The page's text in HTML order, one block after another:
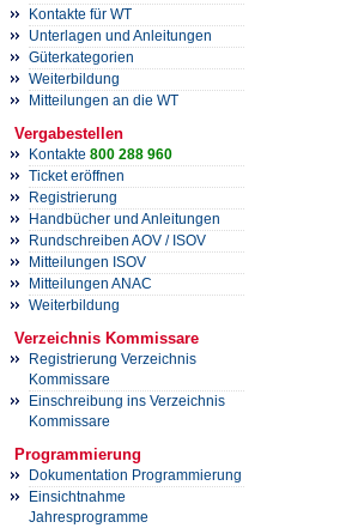
Kontakte für WT
Unterlagen und Anleitungen
Güterkategorien
Weiterbildung
Mitteilungen an die WT
Vergabestellen
Kontakte 800 288 960
Ticket eröffnen
Registrierung
Handbücher und Anleitungen
Rundschreiben AOV / ISOV
Mitteilungen ISOV
Mitteilungen ANAC
Weiterbildung
Verzeichnis Kommissare
Registrierung Verzeichnis
Kommissare
Einschreibung ins Verzeichnis
Kommissare
Programmierung
Dokumentation Programmierung
Einsichtnahme
Jahresprogramme